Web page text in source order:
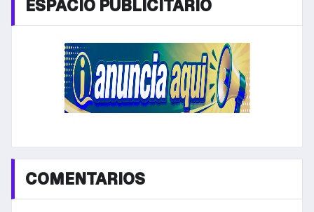
ESPACIO PUBLICITARIO
COMENTARIOS